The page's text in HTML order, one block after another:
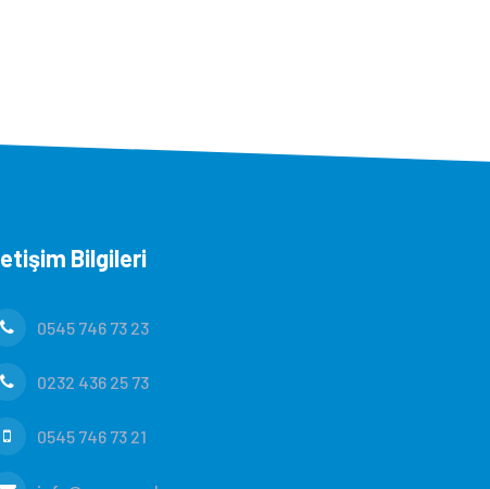
Bilgileri
0545 746 73 23
0232 436 25 73
0545 746 73 21